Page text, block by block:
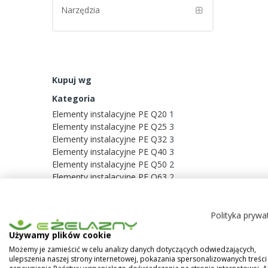
Narzędzia
Kupuj wg
Kategoria
Elementy instalacyjne PE Q20 1
Elementy instalacyjne PE Q25 3
Elementy instalacyjne PE Q32 3
Elementy instalacyjne PE Q40 3
Elementy instalacyjne PE Q50 2
Elementy instalacyjne PE Q63 2
Porównaj produkty
Nie dodałeś żadnych produktów do
Polityka
Używamy plików cookie
Możemy je zamieścić w celu analizy danych dotyczących odwiedzających,
ulepszenia naszej strony internetowej, pokazania spersonalizowanych treści